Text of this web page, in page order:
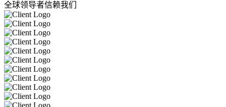
全球领导者信赖我们